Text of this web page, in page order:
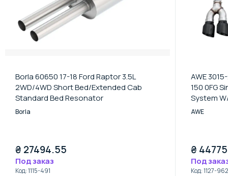
Borla 60650 17-18 Ford Raptor 3.5L
2WD/4WD Short Bed/Extended Cab
Standard Bed Resonator
Borla
₴ 27494.55
Под заказ
Код:1115-491
AWE
150 0FG
System
AWE
₴
Под
Код:1127-962